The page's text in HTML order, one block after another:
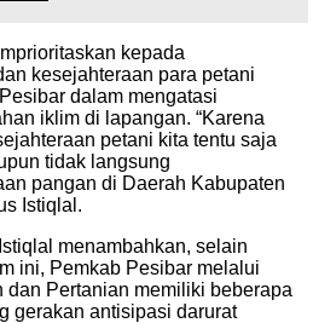
kepada
kesejahteraan para petani
dalam mengatasi
iklim di lapangan. “Karena
petani kita tentu saja
tidak langsung
pangan di Daerah Kabupaten
Istiqlal.
menambahkan, selain
ini, Pemkab Pesibar melalui
dan Pertanian memiliki beberapa
gerakan antisipasi darurat